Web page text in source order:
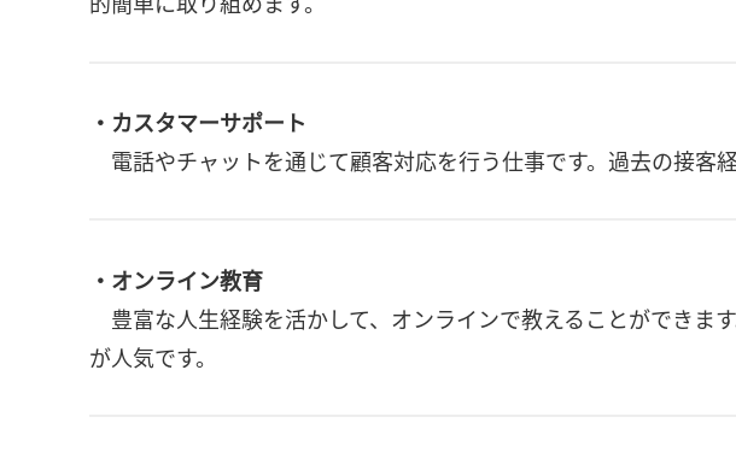
・カスタマーサポート
電話やチャットを通じて顧客対応を行う仕事です。過去の接客経
・オンライン教育
豊富な人生経験を活かして、オンラインで教えることができま
が人気です。